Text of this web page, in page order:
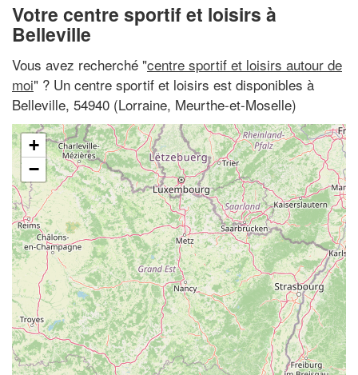
Votre centre sportif et loisirs à
Belleville
Vous avez recherché "centre sportif et loisirs autour de
moi" ? Un centre sportif et loisirs est disponibles à
Belleville, 54940 (Lorraine, Meurthe-et-Moselle)
+
−